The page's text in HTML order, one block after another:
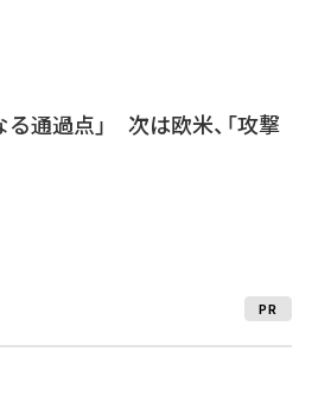
る通過点」 次は欧米、「攻撃
PR